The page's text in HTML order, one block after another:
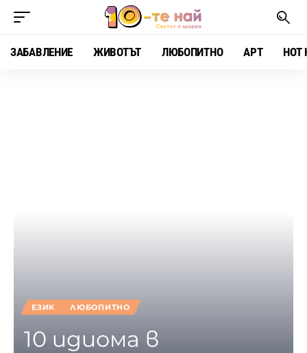
ЗАБАВЛЕНИЕ ЖИВОТЪТ ЛЮБОПИТНО АРТ HOT
ЕЗИК ЛЮБОПИТНО
10 идиома в